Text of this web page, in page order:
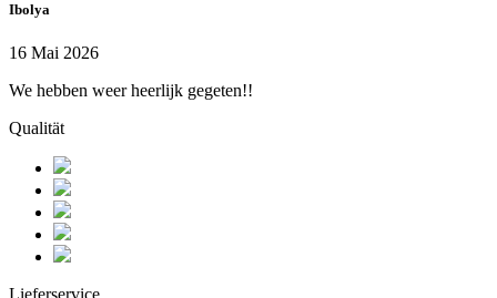
Ibolya
16 Mai 2026
We hebben weer heerlijk gegeten!!
Qualität